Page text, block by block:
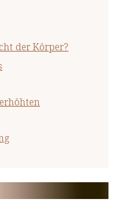
der Körper?